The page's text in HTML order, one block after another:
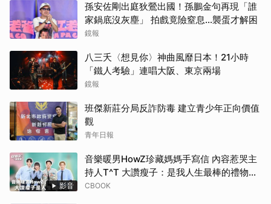
孫安佐剛出庭狄鶯出國！孫鵬金句再現「誰
家鍋底沒灰塵」 拍戲竟險窒息…襲蛋才解困
鏡報
八三夭〈想見你〉神曲風靡日本！21小時
「鐵人考驗」連唱大阪、東京兩場
鏡報
班傑新莊分局反詐防毒 建立青少年正向價值
觀
青年日報
影音
音樂暖男HowZ珍藏媽媽手寫信 內容惹哭主
持人T^T 大讚瘦子：是我人生最棒的禮物！
｜#HowZ｜#人物專訪【#OMO調查局】
CBOOK